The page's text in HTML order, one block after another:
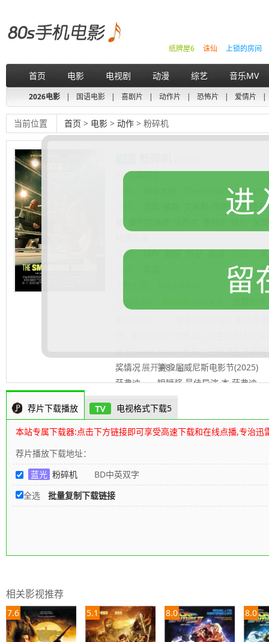
上锁的房间
诛仙
纸牌屋6
首页 电影 电视剧 动漫 综艺 音乐MV
2026电影 | 国语电影 | 喜剧片 | 动作片 | 恐怖片 | 爱情片 |
当前位置 首页 > 电影 > 动作 > 粉碎机
BD中英双字
神拳太保 , The Smashing
艾米莉·布朗特 安德烈
藤
类型： 动作 剧情 传记 运动 地区：
导演：
更新日期
豆瓣评分：
奖情况 第82届威尼斯电影节(2025)
萨弗迪 银狮奖 最佳导演 本·萨弗
影类 剧情片最佳男主角(提名) 道恩·强
艾米莉·布朗特 第79届英国电影学
发型(提名) 第31届美国评论家选择
网编辑整理
.......... 展开更多
荐片下载播放 电视格式下载5
本站专属下载器:点击下方链接即可享受高速下载和在线点播,专治迅
荐片播放下载地址：
蓝光 粉碎机 BD中英双字
全选
批量复制下载链接
相关影视推荐
7.6 5.1 8.0 8.0
进
留